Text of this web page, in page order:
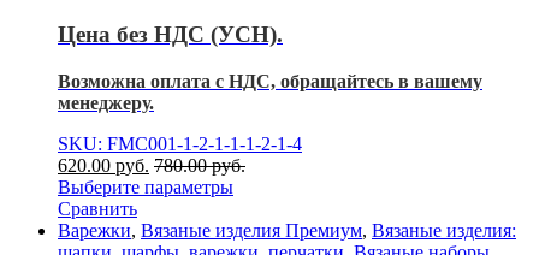
Цена без НДС (УСН).
Возможна оплата с НДС, обращайтесь в вашему
менеджеру.
SKU: FMC001-1-2-1-1-1-2-1-4
620.00 руб. 780.00руб.
Выберите параметры
Сравнить
Варежки, Вязаные изделия Премиум, Вязаные изделия: